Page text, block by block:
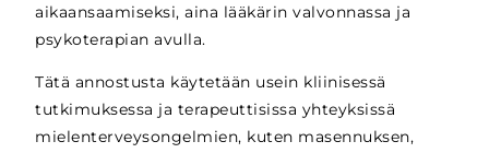
aikaansaamiseksi, aina lääkärin valvonnassa ja
psykoterapian avulla.
Tätä annostusta käytetään usein kliinisessä
tutkimuksessa ja terapeuttisissa yhteyksissä
mielenterveysongelmien, kuten masennuksen,